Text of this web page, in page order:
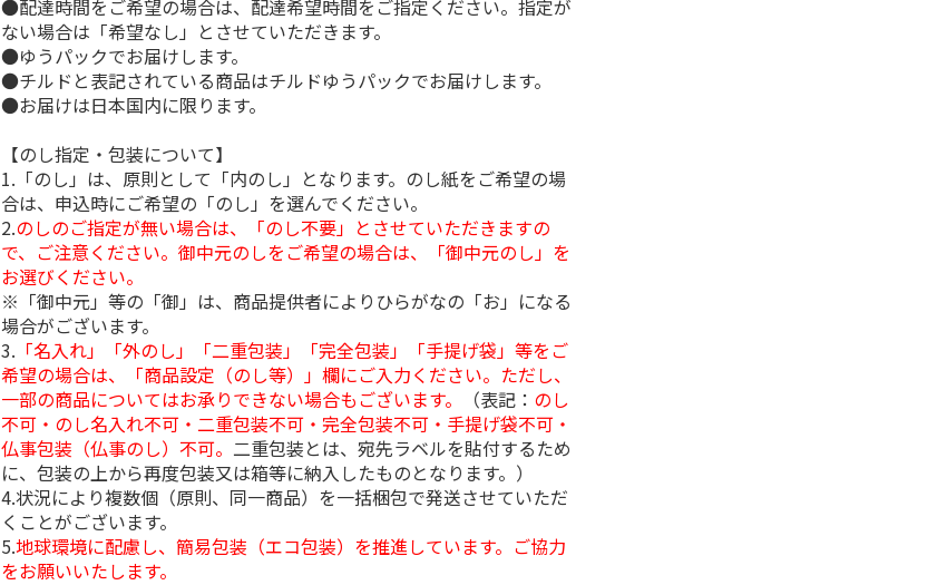
●配達時間をご希望の場合は、配達希望時間をご指定ください。指定が
ない場合は「希望なし」とさせていただきます。
●ゆうパックでお届けします。
●チルドと表記されている商品はチルドゆうパックでお届けします。
●お届けは日本国内に限ります。
【のし指定・包装について】
1.「のし」は、原則として「内のし」となります。のし紙をご希望の場
合は、申込時にご希望の「のし」を選んでください。
2.のしのご指定が無い場合は、「のし不要」とさせていただきますの
で、ご注意ください。御中元のしをご希望の場合は、「御中元のし」を
お選びください。
※「御中元」等の「御」は、商品提供者によりひらがなの「お」になる
場合がございます。
3. 「名入れ」「外のし」「二重包装」「完全包装」「手提げ袋」等をご
希望の場合は、「商品設定（のし等）」欄にご入力ください。ただし、
一部の商品についてはお承りできない場合もございます。
（表記： のし
不可・のし名入れ不可・二重包装不可・完全包装不可・手提げ袋不可・
仏事包装（仏事のし）不可。 二重包装とは、宛先ラベルを貼付するため
に、包装の上から再度包装又は箱等に納入したものとなります。）
4.状況により複数個（原則、同一商品）を一括梱包で発送させていただ
くことがございます。
5.地球環境に配慮し、簡易包装（エコ包装）を推進しています。ご協力
をお願いいたします。